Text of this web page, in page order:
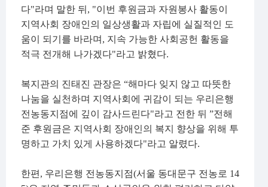
다"라며 말한 뒤 , "이번 후원금과 자원봉사 활동이
지역사회 장애인의 일상생활과 자립에 실질적인 도
움이 되기를 바라며 , 지속 가능한 사회공헌 활동을
적극 전개해 나가겠다"라고 밝혔다.
복지관의 진태진 관장은 “해마다 잊지 않고 따뜻한
나눔을 실천하며 지역사회에 귀감이 되는 우리은행
전농동지점에 깊이 감사드린다"라고 전한 뒤 ”전해
준 후원금은 지역사회 장애인의 복지 향상을 위해 투
명하고 가치 있게 사용하겠다"라고 알렸다.
한편 , 우리은행 전농동지점(서울 동대문구 전농로 14